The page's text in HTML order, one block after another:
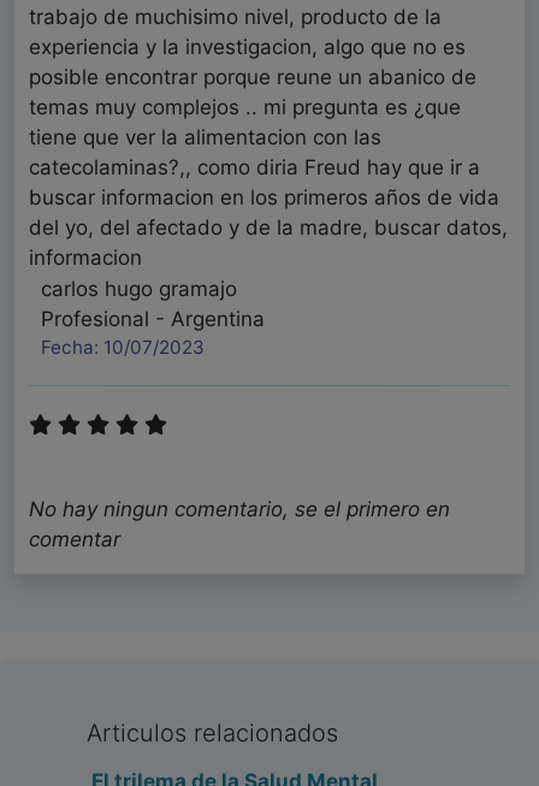
trabajo de muchisimo nivel, producto de la
experiencia y la investigacion, algo que no es
posible encontrar porque reune un abanico de
temas muy complejos .. mi pregunta es ¿que
tiene que ver la alimentacion con las
catecolaminas?,, como diria Freud hay que ir a
buscar informacion en los primeros años de vida
del yo, del afectado y de la madre, buscar datos,
informacion
carlos hugo gramajo
Profesional - Argentina
Fecha: 10/07/2023
Psicólogo - México
Fecha: 26/06/2023
No hay ningun comentario, se el primero en
comentar
Articulos relacionados
El trilema de la Salud Mental